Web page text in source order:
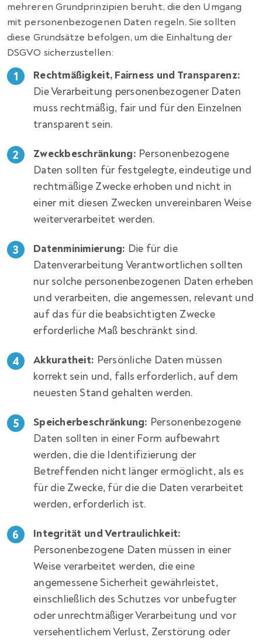
mehreren Grundprinzipien beruht, die den Umgang
mit personenbezogenen Daten regeln. Sie sollten
diese Grundsätze befolgen, um die Einhaltung der
DSGVO sicherzustellen:
Rechtmäßigkeit, Fairness und Transparenz:
Die Verarbeitung personenbezogener Daten
muss rechtmäßig, fair und für den Einzelnen
transparent sein.
Zweckbeschränkung: Personenbezogene
Daten sollten für festgelegte, eindeutige und
rechtmäßige Zwecke erhoben und nicht in
einer mit diesen Zwecken unvereinbaren Weise
weiterverarbeitet werden.
Datenminimierung: Die für die
Datenverarbeitung Verantwortlichen sollten
nur solche personenbezogenen Daten erheben
und verarbeiten, die angemessen, relevant und
auf das für die beabsichtigten Zwecke
erforderliche Maß beschränkt sind.
Akkuratheit: Persönliche Daten müssen
korrekt sein und, falls erforderlich, auf dem
neuesten Stand gehalten werden.
Speicherbeschränkung: Personenbezogene
Daten sollten in einer Form aufbewahrt
werden, die die Identifizierung der
Betreffenden nicht länger ermöglicht, als es
für die Zwecke, für die die Daten verarbeitet
werden, erforderlich ist.
Integrität und Vertraulichkeit:
Personenbezogene Daten müssen in einer
Weise verarbeitet werden, die eine
angemessene Sicherheit gewährleistet,
einschließlich des Schutzes vor unbefugter
oder unrechtmäßiger Verarbeitung und vor
versehentlichem Verlust, Zerstörung oder